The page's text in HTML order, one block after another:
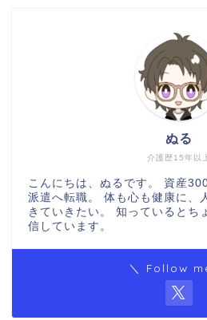
介護歴15年以
ぬる
こんにちは、ぬるです。 資産
派遣へ転職。 体も心も健康に、
きていきたい。 知っているとち
信しています。
＼ Follow